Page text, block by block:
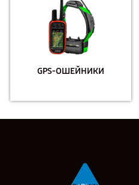
GPS-ОШЕЙНИКИ